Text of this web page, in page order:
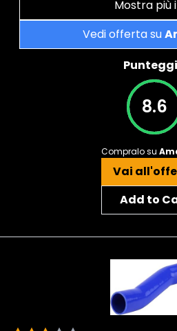
Mostra più
Vedi offerta su
8.6
Compralo su
Vai
Add to